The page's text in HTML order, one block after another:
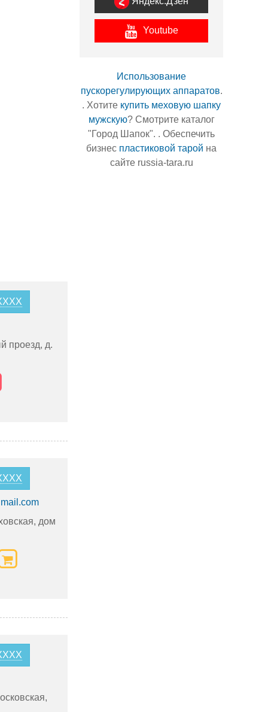
проезд, д.
дом
Youtube
Использование
пускорегулирующих аппаратов.
. Хотите купить меховую шапку
мужскую? Смотрите каталог
"Город Шапок". . Обеспечить
бизнес пластиковой тарой на
сайте russia-tara.ru